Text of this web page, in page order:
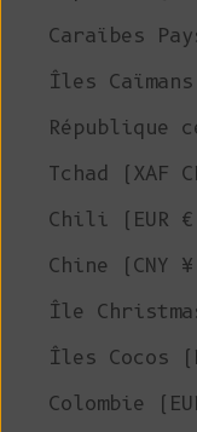
Caraïbes
Îles
République
Tchad (XAF
Chili (EUR
Chine (CNY
Île
Îles Cocos
Colombie